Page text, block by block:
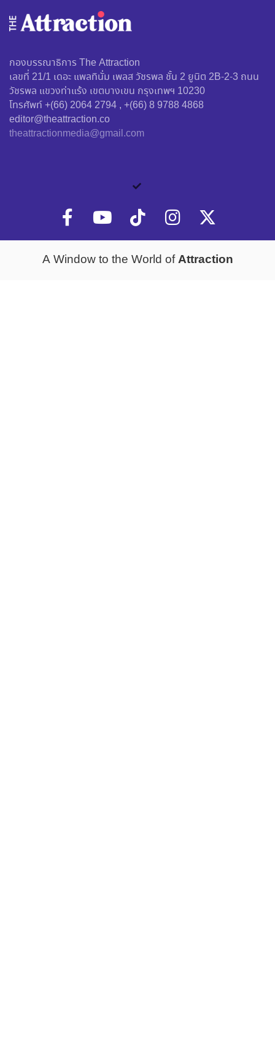
กองบรรณาธิการ The Attraction
เลขที่ 21/1 เดอะ แพลทินั่ม เพลส วัชรพล ชั้น 2 ยูนิต 2B-2-3 ถนน
วัชรพล แขวงท่าแร้ง เขตบางเขน กรุงเทพฯ 10230
โทรศัพท์ +(66) 2064 2794 , +(66) 8 9788 4868
editor@theattraction.co
theattractionmedia@gmail.com
A Window to the World ofAttraction